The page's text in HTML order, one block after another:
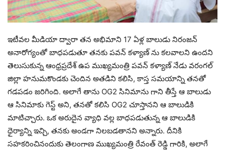
ఇటీవల మీడియా ద్వారా తన అభిమాని 17 ఏళ్ల బాలుడు నిరంజన్
అనారోగ్యంతో బాధపడుతూ తనకు పవన్ కళ్యాణ్ ను కలవాలని ఉందని
తెలుసుకున్న ఆంధ్రప్రదేశ్ ఉప ముఖ్యమంత్రి పవన్ కళ్యాణ్ నేడు వరంగల్
జిల్లా హనుమకొండకు చెందిన అతడిని కలిసి, కాస్త సమయాన్ని తనతో
గడపడం జరిగింది. అలాగే తాను OG2 సినిమాను గాని తీస్తే ఆ బాలుడు
ఆ సినిమాకు గెస్ట్ అని, తనతో కలిసి OG2 చూస్తానని ఆ బాలుడికి
మాటిచ్చారు. ఒక అరుదైన వ్యాధి వల్ల బాధపడుతున్న ఆ బాలుడికి
ధైర్యాన్ని ఇచ్చి, తనకు అండగా నిలబడతానని అన్నారు. దీనికి
సహకరించినందుకు తెలంగాణ ముఖ్యమంత్రి రేవంత్ రెడ్డి గారికి, అలాగే